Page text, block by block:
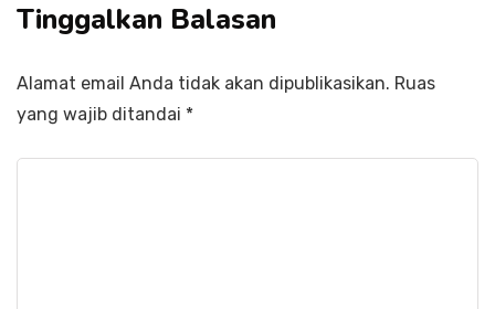
Tinggalkan Balasan
Alamat email Anda tidak akan dipublikasikan. Ruas
yang wajib ditandai *